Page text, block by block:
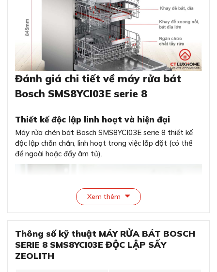
Đánh giá chi tiết về máy rửa bát
Bosch SMS8YCI03E serie 8
Thiết kế độc lập linh hoạt và hiện đại
Máy rửa chén bát Bosch SMS8YCI03E serie 8 thiết kế
độc lập chắn chắn, linh hoạt trong việc lắp đặt (có thể
để ngoài hoặc đẩy âm tủ).
Xem thêm
Thông số kỹ thuật MÁY RỬA BÁT BOSCH
SERIE 8 SMS8YCI03E ĐỘC LẬP SẤY
ZEOLITH